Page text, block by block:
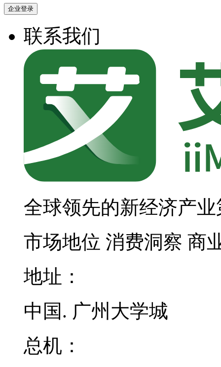
企业登录
联系我们
全球领先的新经济产
市场地位 消费洞察 商
地址：
中国. 广州大学城
总机：